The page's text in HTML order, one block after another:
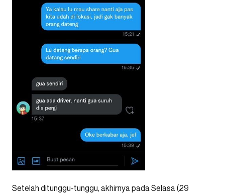
Setelah ditunggu-tunggu, akhirnya pada Selasa (29